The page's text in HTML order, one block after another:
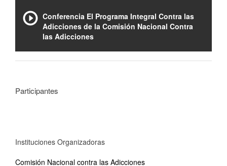
Conferencia El Programa Integral Contra las
Adicciones de la Comisión Nacional Contra
las Adicciones
Participantes
Instituciones Organizadoras
Comisión Nacional contra las Adicciones